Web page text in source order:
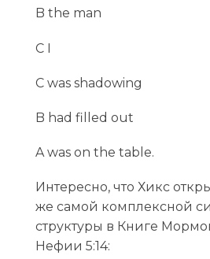
B the man
C I
C was shadowing
B had filled out
A was on the table.
Интересно, что Хикс
же самой комплексной
структуры в Книге
Нефии 5:14: